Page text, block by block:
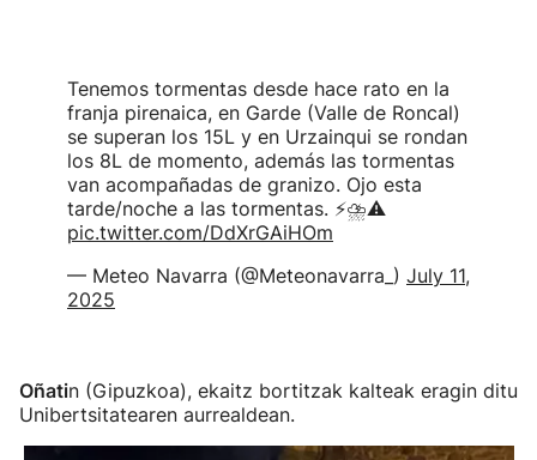
Tenemos tormentas desde hace rato en la
franja pirenaica, en Garde (Valle de Roncal)
se superan los 15L y en Urzainqui se rondan
los 8L de momento, además las tormentas
van acompañadas de granizo. Ojo esta
tarde/noche a las tormentas. ⚡️⛈️⚠️
pic.twitter.com/DdXrGAiHOm
— Meteo Navarra (@Meteonavarra_) July 11,
2025
Oñatin (Gipuzkoa), ekaitz bortitzak kalteak eragin ditu
Unibertsitatearen aurrealdean.